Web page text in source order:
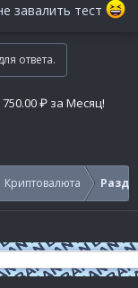
завалить тест
ответа.
₽ за Месяц!
Криптовалюта